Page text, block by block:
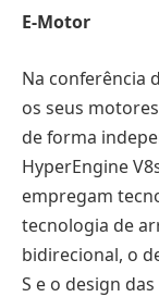
E-Motor
Na conferência
os seus
de forma
HyperEngine
empregam
tecnologia de
bidirecional, o
S e o design